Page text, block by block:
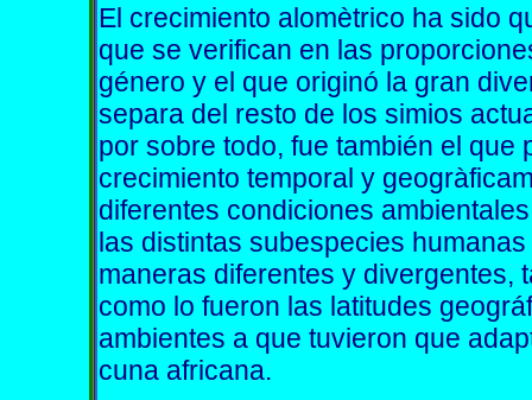
El crecimiento alomètrico ha sido
que se verifican en las
género y el que originó la gran
separa del resto de los simios
por sobre todo, fue también el que
crecimiento temporal y
diferentes condiciones
las distintas subespecies
maneras diferentes y divergentes,
como lo fueron las latitudes
ambientes a que tuvieron que
cuna africana.